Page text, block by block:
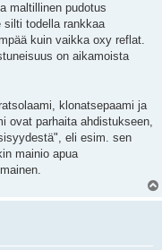
maltillinen pudotus
silti todella rankkaa
kuin vaikka oxy reflat.
on aikamoista
klonatsepaami ja
ovat parhaita ahdistukseen,
eli esim. sen
mainio apua